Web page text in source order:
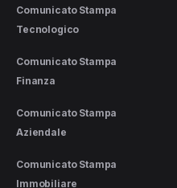
Comunicato Stampa
Tecnologico
Comunicato Stampa
Finanza
Comunicato Stampa
Aziendale
Comunicato Stampa
Immobiliare